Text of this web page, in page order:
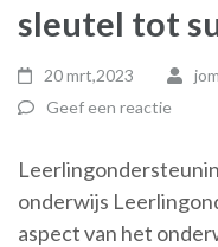
sleutel tot
20 mrt,2023
Geef een reactie
onderwijs
aspect van het